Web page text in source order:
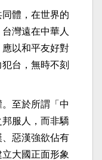
體，在世界的
灣遠在中華人
以和平友好對
台，無時不刻
至於所謂「中
服人，而非驕
惡漢強欲佔有
大國正面形象